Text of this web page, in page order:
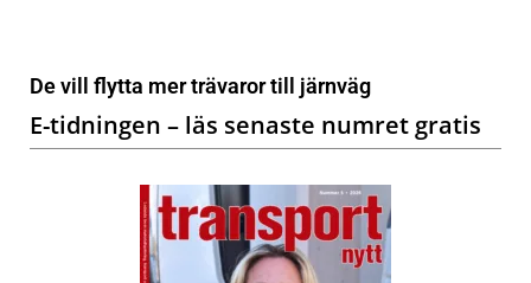
De vill flytta mer trävaror till järnväg
E-tidningen – läs senaste numret gratis